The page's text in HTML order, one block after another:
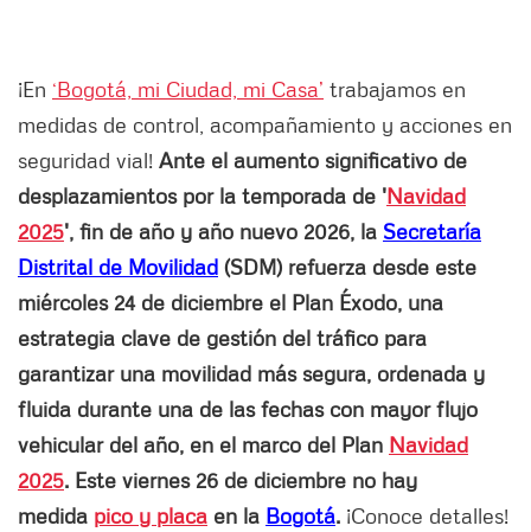
¡En ‘Bogotá, mi Ciudad, mi Casa’ trabajamos en
medidas de control, acompañamiento y acciones en
seguridad vial! Ante el aumento significativo de
desplazamientos por la temporada de 'Navidad
2025', fin de año y año nuevo 2026, la Secretaría
Distrital de Movilidad (SDM) refuerza desde este
miércoles 24 de diciembre el Plan Éxodo, una
estrategia clave de gestión del tráfico para
garantizar una movilidad más segura, ordenada y
fluida durante una de las fechas con mayor flujo
vehicular del año, en el marco del Plan Navidad
2025. Este viernes 26 de diciembre no hay
medida pico y placa en la Bogotá. ¡Conoce detalles!